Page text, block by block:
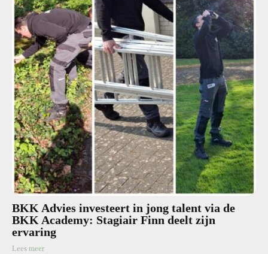
BKK Advies investeert in jong talent via de
BKK Academy: Stagiair Finn deelt zijn
ervaring
Lees meer